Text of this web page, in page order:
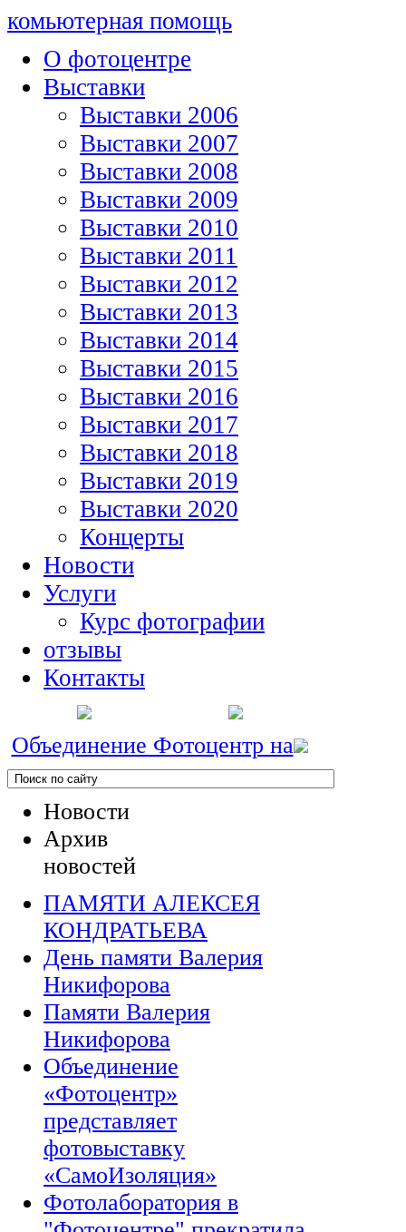
комьютерная помощь
О фотоцентре
Выставки
Выставки 2006
Выставки 2007
Выставки 2008
Выставки 2009
Выставки 2010
Выставки 2011
Выставки 2012
Выставки 2013
Выставки 2014
Выставки 2015
Выставки 2016
Выставки 2017
Выставки 2018
Выставки 2019
Выставки 2020
Концерты
Новости
Услуги
Курс фотографии
отзывы
Контакты
Объединение Фотоцентр на
Новости
Архив
новостей
ПАМЯТИ АЛЕКСЕЯ
КОНДРАТЬЕВА
День памяти Валерия
Никифорова
Памяти Валерия
Никифорова
Объединение
«Фотоцентр»
представляет
фотовыставку
«СамоИзоляция»
Фотолаборатория в